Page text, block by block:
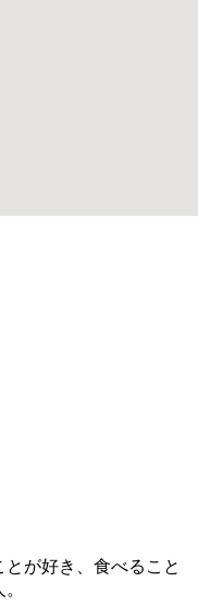
が好き、食べること